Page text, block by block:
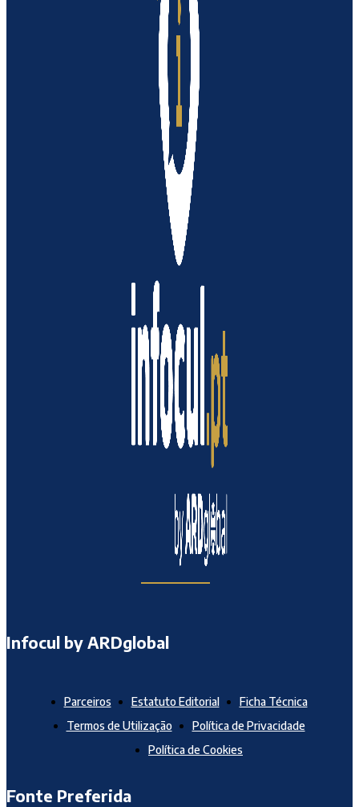
Infocul by ARDglobal
Parceiros Estatuto Editorial
Ficha Técnica
Termos de Utilização
Política de Privacidade
Política de Cookies
Fonte Preferida